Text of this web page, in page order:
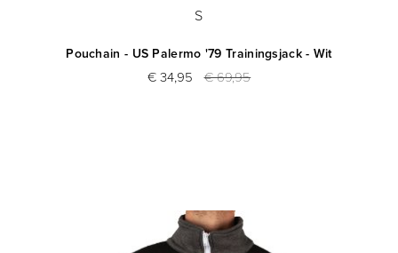
S
Pouchain - US Palermo '79 Trainingsjack - Wit
€ 34,95 € 69,95